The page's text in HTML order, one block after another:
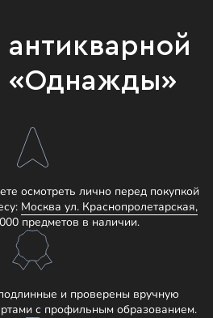
антикварной
«Однажды»
осмотреть лично перед покупкой
Москва ул. Краснопролетарская,
предметов в наличии.
и проверены вручную
с профильным образованием.